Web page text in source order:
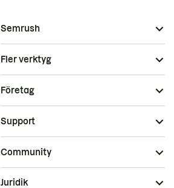
Semrush
Fler verktyg
Företag
Support
Community
Juridik